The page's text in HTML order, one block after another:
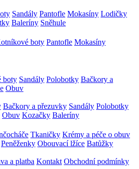
Sandály Pantofle Mokasíny Lodičky
Baleríny Sněhule
boty Pantofle Mokasíny
boty Sandály Polobotky Bačkory a
Obuv
Bačkory a přezuvky Sandály Polobotky
Obuv Kozačky Baleríny
Tkaničky Krémy a péče o obuv
Peněženky Obouvací lžíce Batůžky
a platba Kontakt Obchodní podmínky